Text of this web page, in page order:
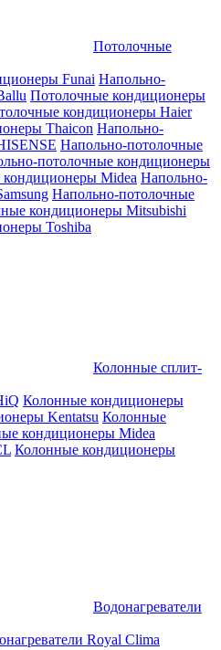
Потолочные
Funai Напольно-
Потолочные кондиционеры
кондиционеры Haier
Thaicon Напольно-
Напольно-потолочные
потолочные кондиционеры
Midea Напольно-
Напольно-потолочные
кондиционеры Mitsubishi
Toshiba
Колонные сплит-
Колонные кондиционеры
Kentatsu Колонные
кондиционеры Midea
Колонные кондиционеры
Водонагреватели
Royal Clima